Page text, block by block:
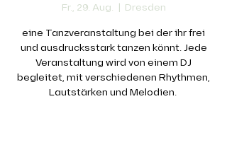
Fr., 29. Aug.
  |
Dresden
eine Tanzveranstaltung bei der ihr frei
und ausdrucksstark tanzen könnt. Jede
Veranstaltung wird von einem DJ
begleitet, mit verschiedenen Rhythmen,
Lautstärken und Melodien.